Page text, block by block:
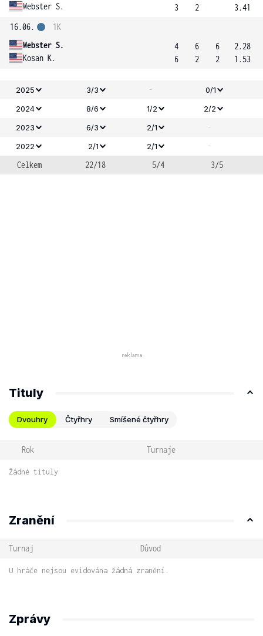
Webster S.
3
2
3.41
16.06.
Webster S.
Kosan K.
1K
4
6
6
2
6
2
2.28
1.53
2025 3/3 -
0/1
2024
8/6 1/2
2/2
2023
6/3 2/1 -
2022 2/1 2/1
-
Celkem
22/18 5/4 3/5
Tituly
Dvouhry Čtyřhry Smíšené čtyřhry
Rok Turnaje
Žádné tituly
Zranění
Turnaj Důvod
U hráče nejsou evidována žádná zranění.
Zprávy